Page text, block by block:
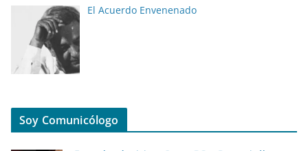
El Acuerdo Envenenado
Soy Comunicólogo